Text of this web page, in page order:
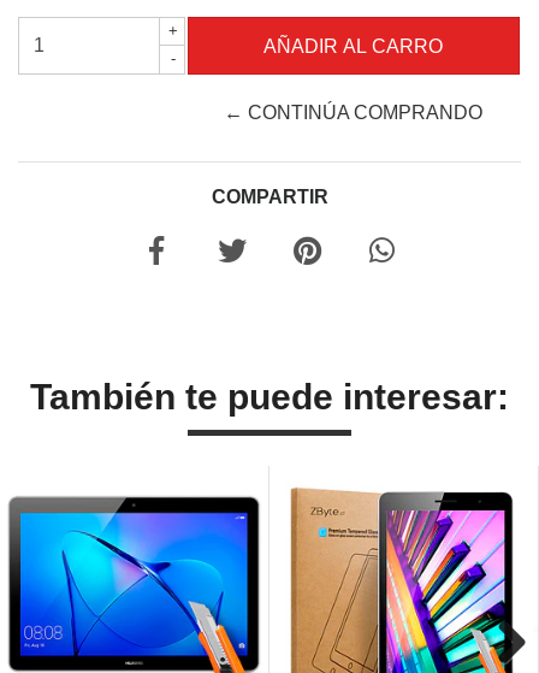
+
-
← CONTINÚA COMPRANDO
COMPARTIR
También te puede interesar: